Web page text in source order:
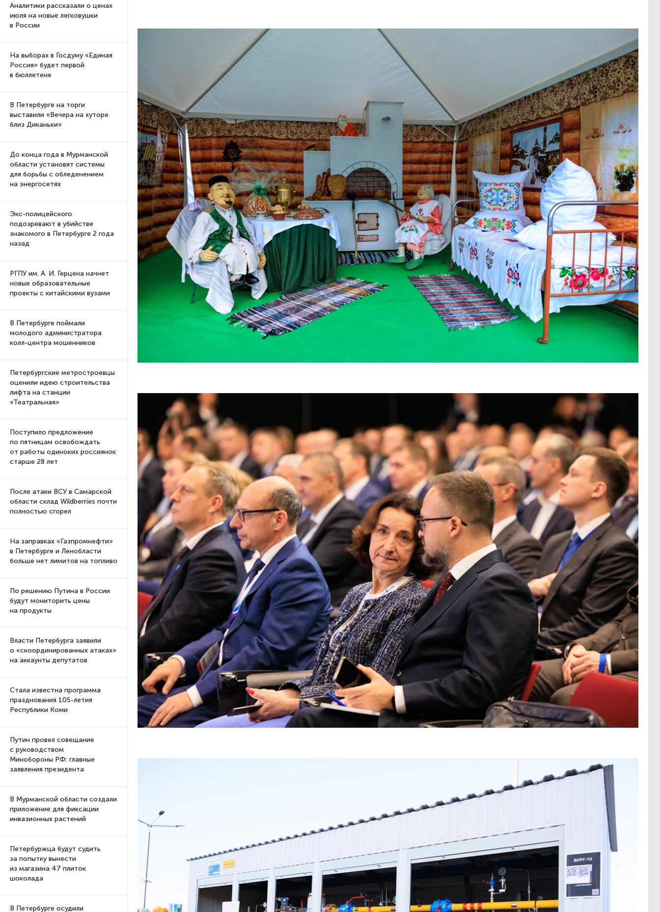
Аналитики рассказали о ценах
июля на новые легковушки
в России
На выборах в Госдуму «Единая
Россия» будет первой
в бюллетене
В Петербурге на торги
выставили «Вечера на хуторе
близ Диканьки»
До конца года в Мурманской
области установят системы
для борьбы с обледенением
на энергосетях
Экс-полицейского
подозревают в убийстве
знакомого в Петербурге 2 года
назад
РГПУ им. А. И. Герцена начнет
новые образовательные
проекты с китайскими вузами
В Петербурге поймали
молодого администратора
колл-центра мошенников
Петербургские метростроевцы
оценили идею строительства
лифта на станции
«Театральная»
Поступило предложение
по пятницам освобождать
от работы одиноких россиянок
старше 28 лет
После атаки ВСУ в Самарской
области склад Wildberries почти
полностью сгорел
На заправках «Газпромнефти»
в Петербурге и Ленобласти
больше нет лимитов на топливо
По решению Путина в России
будут мониторить цены
на продукты
Власти Петербурга заявили
о «скоординированных атаках»
на аккаунты депутатов
Стала известна программа
празднования 105-летия
Республики Коми
Путин провел совещание
с руководством
Минобороны РФ: главные
заявления президента
В Мурманской области создали
приложение для фиксации
инвазионных растений
Петербуржца будут судить
за попытку вынести
из магазина 47 плиток
шоколада
В Петербурге осудили